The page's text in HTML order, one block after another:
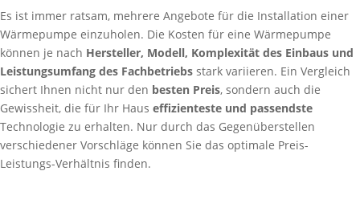
Es ist immer ratsam, mehrere Angebote für die Installation einer
Wärmepumpe einzuholen. Die Kosten für eine Wärmepumpe
können je nach Hersteller, Modell, Komplexität des Einbaus und
Leistungsumfang des Fachbetriebs stark variieren. Ein Vergleich
sichert Ihnen nicht nur den besten Preis, sondern auch die
Gewissheit, die für Ihr Haus effizienteste und passendste
Technologie zu erhalten. Nur durch das Gegenüberstellen
verschiedener Vorschläge können Sie das optimale Preis-
Leistungs-Verhältnis finden.